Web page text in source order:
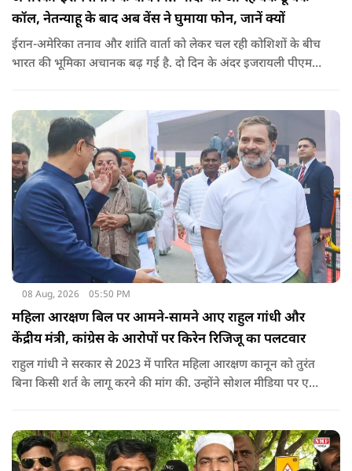
कॉल, नेतन्याहू के बाद अब वेंस ने घुमाया फोन, जानें क्यों
ईरान-अमेरिका तनाव और शांति वार्ता को लेकर चल रही कोशिशों के बीच
भारत की भूमिका अचानक बढ़ गई है. दो दिन के अंदर इजरायली पीएम
08 Aug, 2026 05:50 PM
महिला आरक्षण बिल पर आमने-सामने आए राहुल गांधी और
केंद्रीय मंत्री, कांग्रेस के आरोपों पर किरेन रिजिजू का पलटवार
राहुल गांधी ने सरकार से 2023 में पारित महिला आरक्षण कानून को तुरंत
बिना किसी शर्त के लागू करने की मांग की. उन्होंने सोशल मीडिया पर एक